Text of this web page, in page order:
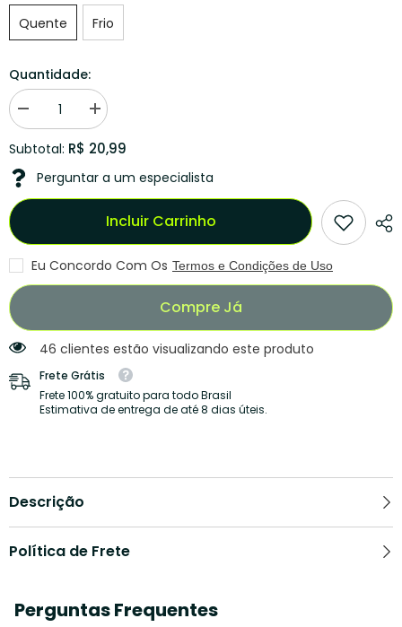
Quente
Frio
Quantidade:
Diminuir
quantidade
para
Lâmpada
LED
Inteligente
com
Instalação
Fácil,
Design
Elegante
Aumentar
quantidade
para
Lâmpada
Inteligente
com
-
Instalação
Design
Elegante
Subtotal: R$ 20,99
Perguntar a um especialista
Incluir Carrinho
Eu Concordo Com Os Termos e Condições de Uso
Compre Já
46 clientes estão visualizando este produto
Frete Grátis
Frete 100% gratuito para todo Brasil
Estimativa de entrega de até 8 dias úteis.
Descrição
Política de Frete
Perguntas Frequentes